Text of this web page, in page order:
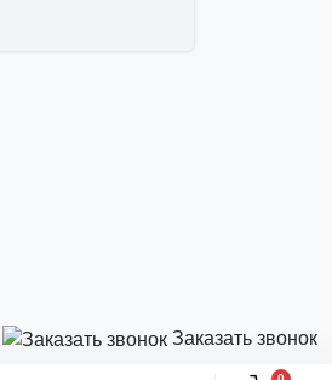
Заказать звонок